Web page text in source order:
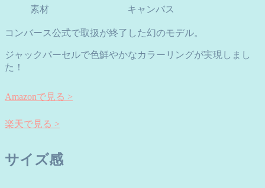
素材
キャンバス
コンバース公式で取扱が終了した幻のモデル。
ジャックパーセルで色鮮やかなカラーリングが実現しまし
た！
Amazonで見る >
楽天で見る >
サイズ感